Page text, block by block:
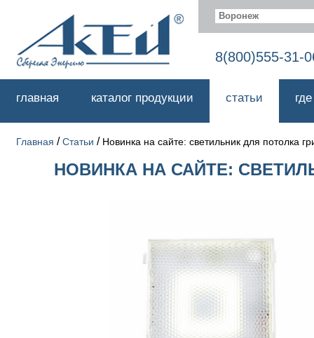
Воронеж
8(800)555-31-
главная каталог продукции статьи
Главная /Статьи / Новинка на сайте: светильник для потолка
НОВИНКА НА САЙТЕ: